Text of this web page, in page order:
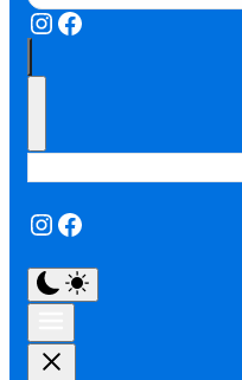
Instagram
Facebook
Instagram
Facebook